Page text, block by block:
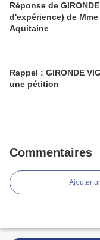
Réponse de
d'expérience) de
Aquitaine
Rappel : GIRONDE
une pétition
Commentaires
Ajouter